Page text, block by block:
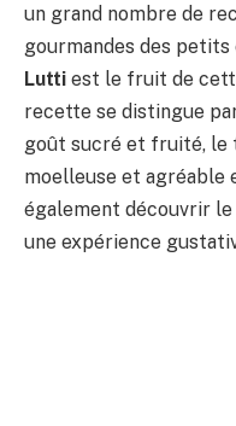
un grand nombre de
gourmandes des petits
Lutti est le fruit de
recette se distingue
goût sucré et fruité, le
moelleuse et agréable
également découvrir le
une expérience